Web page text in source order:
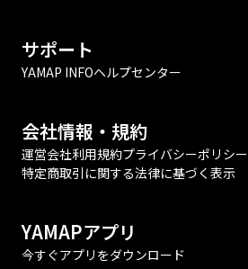
サポート
YAMAP INFOヘルプセンター
会社情報・規約
運営会社利用規約プライバシーポリシー
特定商取引に関する法律に基づく表示
YAMAPアプリ
今すぐアプリをダウンロード